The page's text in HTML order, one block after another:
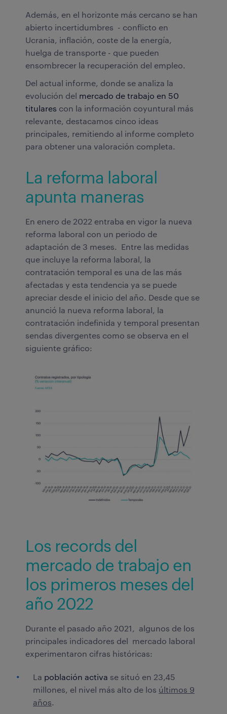
Además, en el horizonte más cercano se han
abierto incertidumbres - conflicto en
Ucrania, inflación, coste de la energía,
huelga de transporte - que pueden
ensombrecer la recuperación del empleo.
Del actual informe, donde se analiza la
evolución del mercado de trabajo en 50
titulares con la información coyuntural más
relevante, destacamos cinco ideas
principales, remitiendo al informe completo
para obtener una valoración completa.
La reforma laboral
apunta maneras
En enero de 2022 entraba en vigor la nueva
reforma laboral con un periodo de
adaptación de 3 meses. Entre las medidas
que incluye la reforma laboral, la
contratación temporal es una de las más
afectadas y esta tendencia ya se puede
apreciar desde el inicio del año. Desde que se
anunció la nueva reforma laboral, la
contratación indefinida y temporal presentan
sendas divergentes como se observa en el
siguiente gráfico:
Los records del
mercado de trabajo en
los primeros meses del
año 2022
Durante el pasado año 2021, algunos de los
principales indicadores del mercado laboral
experimentaron cifras históricas:
La población activa se situó en 23,45
millones, el nivel más alto de los últimos 9
años